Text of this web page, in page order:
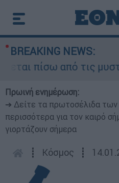
BREAKING NEWS:
πίσω από τις
Πρωινή ενημέρωση:
➔ Δείτε τα πρωτοσέλιδα
περισσότερα για τον καιρό
γιορτάζουν σήμερα
┋ Κόσμος ┋